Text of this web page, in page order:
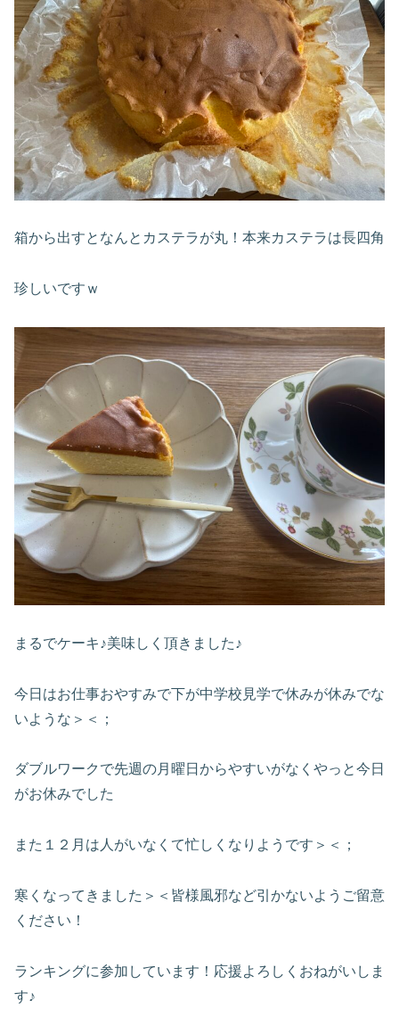
箱から出すとなんとカステラが丸！本来カステラは長四角
珍しいですｗ
まるでケーキ♪美味しく頂きました♪
今日はお仕事おやすみで下が中学校見学で休みが休みでな
いような＞＜；
ダブルワークで先週の月曜日からやすいがなくやっと今日
がお休みでした
また１２月は人がいなくて忙しくなりようです＞＜；
寒くなってきました＞＜皆様風邪など引かないようご留意
ください！
ランキングに参加しています！応援よろしくおねがいしま
す♪